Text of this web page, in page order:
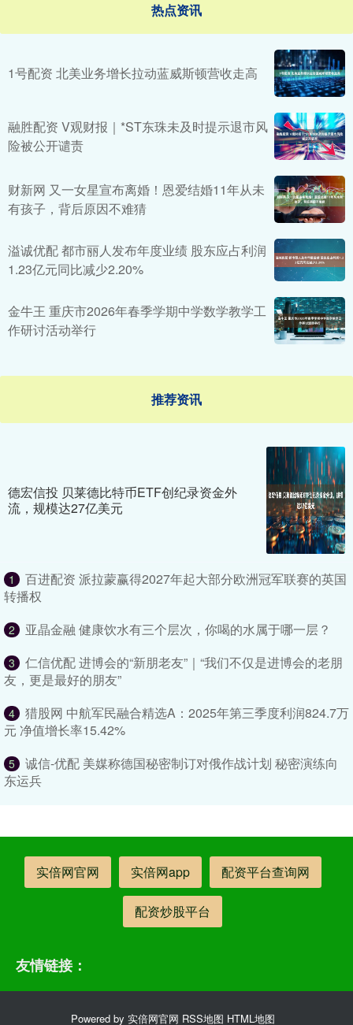
热点资讯
1号配资 北美业务增长拉动蓝威斯顿营收走高
融胜配资 V观财报｜*ST东珠未及时提示退市风
险被公开谴责
财新网 又一女星宣布离婚！恩爱结婚11年从未
有孩子，背后原因不难猜
溢诚优配 都市丽人发布年度业绩 股东应占利润
1.23亿元同比减少2.20%
金牛王 重庆市2026年春季学期中学数学教学工
作研讨活动举行
推荐资讯
德宏信投 贝莱德比特币ETF创纪录资金外
流，规模达27亿美元
1
百进配资 派拉蒙赢得2027年起大部分欧洲冠军联赛的英国
转播权
2 亚晶金融 健康饮水有三个层次，你喝的水属于哪一层？
3
仁信优配 进博会的“新朋老友”｜“我们不仅是进博会的老朋
友，更是最好的朋友”
4
猎股网 中航军民融合精选A：2025年第三季度利润824.7万
元 净值增长率15.42%
5
诚信-优配 美媒称德国秘密制订对俄作战计划 秘密演练向
东运兵
实倍网官网 实倍网app 配资平台查询网
配资炒股平台
友情链接：
Powered by 实倍网官网 RSS地图 HTML地图